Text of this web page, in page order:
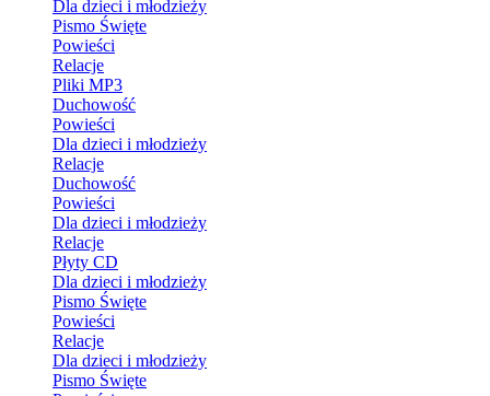
Dla dzieci i młodzieży
Pismo Święte
Powieści
Relacje
Pliki MP3
Duchowość
Powieści
Dla dzieci i młodzieży
Relacje
Duchowość
Powieści
Dla dzieci i młodzieży
Relacje
Płyty CD
Dla dzieci i młodzieży
Pismo Święte
Powieści
Relacje
Dla dzieci i młodzieży
Pismo Święte